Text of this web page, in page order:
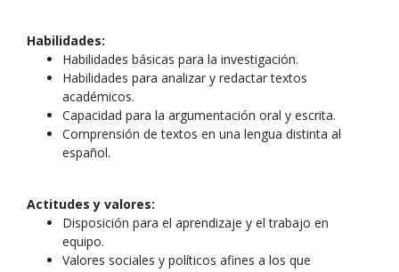
Habilidades:
Habilidades básicas para la investigación.
Habilidades para analizar y redactar textos
académicos.
Capacidad para la argumentación oral y escrita.
Comprensión de textos en una lengua distinta al
español.
Actitudes y valores:
Disposición para el aprendizaje y el trabajo en
equipo.
Valores sociales y políticos afines a los que